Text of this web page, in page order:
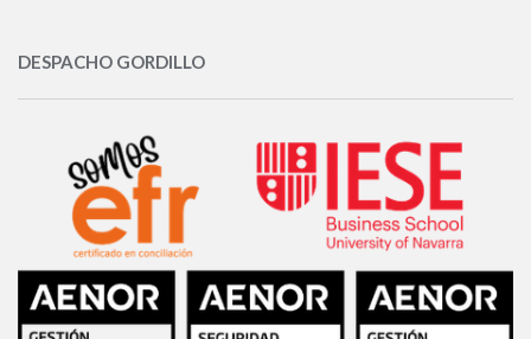
DESPACHO GORDILLO